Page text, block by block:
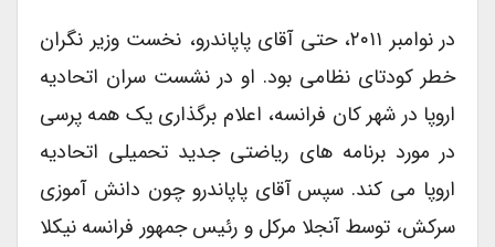
در نوامبر ۲۰۱۱، حتی آقای پاپاندرو، نخست وزیر نگران
خطر کودتای نظامی بود. او در نشست سران اتحادیه
اروپا در شهر کان فرانسه، اعلام برگذاری یک همه پرسی
در مورد برنامه های ریاضتی جدید تحمیلی اتحادیه
اروپا می کند. سپس آقای پاپاندرو چون دانش آموزی
سرکش، توسط آنجلا مرکل و رئیس جمهور فرانسه نیکلا